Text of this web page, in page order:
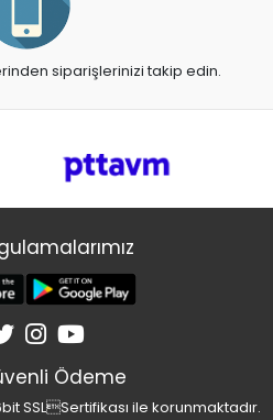
siparişlerinizi takip edin.
Ödeme
SSLSertifikası ile korunmaktadır.